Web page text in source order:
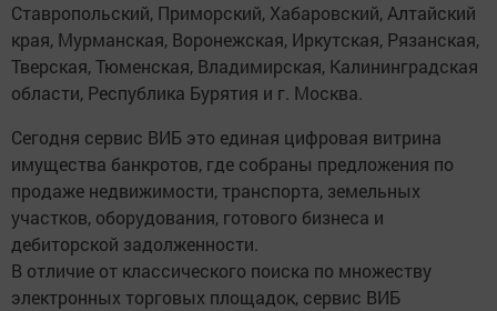
Ставропольский, Приморский, Хабаровский, Алтайский
края, Мурманская, Воронежская, Иркутская, Рязанская,
Тверская, Тюменская, Владимирская, Калининградская
области, Республика Бурятия и г. Москва.
Сегодня сервис ВИБ это единая цифровая витрина
имущества банкротов, где собраны предложения по
продаже недвижимости, транспорта, земельных
участков, оборудования, готового бизнеса и
дебиторской задолженности.
В отличие от классического поиска по множеству
электронных торговых площадок, сервис ВИБ